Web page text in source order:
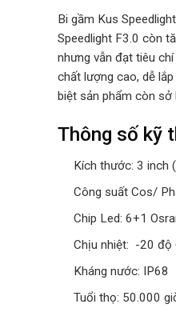
Bi gầm Kus
Speedlight F3.0 còn
nhưng vẫn đạt tiêu
chất lượng cao, dễ
biệt sản phẩm còn sở
Thông số kỹ
Kích thước: 3 inch
Công suất Cos/
Chip Led: 6+1
Chịu nhiệt: -20 độ
Kháng nước: IP68
Tuổi thọ: 50.000